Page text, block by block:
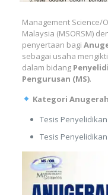
Management Science/
Malaysia (MSORSM)
penyertaan bagi
sebagai usaha
dalam bidang
Pengurusan (MS).
Kategori
Tesis
Tesis